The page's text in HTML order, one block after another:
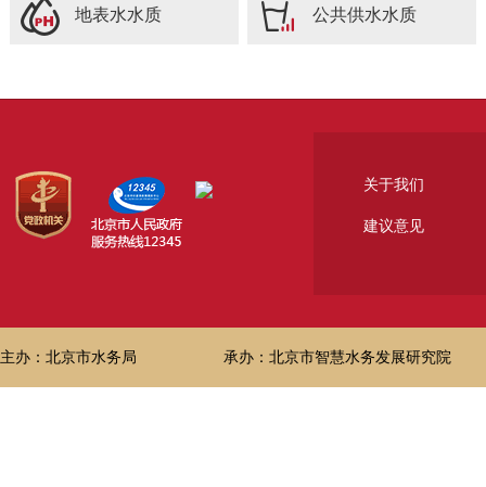
地表水水质 公共供水水质
关于我们
建议意见
主办：北京市水务局 承办：北京市智慧水务发展研究院